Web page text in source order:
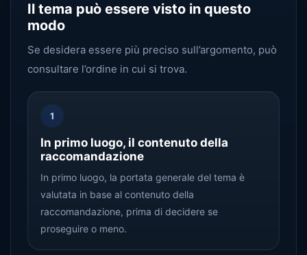
Il tema può essere visto in questo
modo
Se desidera essere più preciso sull’argomento, può
consultare l’ordine in cui si trova.
1
In primo luogo, il contenuto della
raccomandazione
In primo luogo, la portata generale del tema è
valutata in base al contenuto della
raccomandazione, prima di decidere se
proseguire o meno.